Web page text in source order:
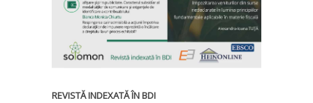
REVISTĂ INDEXATĂ ÎN BDI